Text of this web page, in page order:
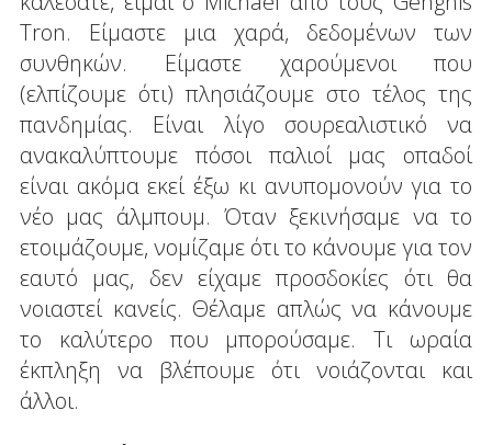
Tron. Είμαστε μια χαρά, δεδομένων των
συνθηκών. Είμαστε χαρούμενοι που
(ελπίζουμε ότι) πλησιάζουμε στο τέλος της
πανδημίας. Είναι λίγο σουρεαλιστικό να
ανακαλύπτουμε πόσοι παλιοί μας οπαδοί
είναι ακόμα εκεί έξω κι ανυπομονούν για το
νέο μας άλμπουμ. Όταν ξεκινήσαμε να το
ετοιμάζουμε, νομίζαμε ότι το κάνουμε για τον
εαυτό μας, δεν είχαμε προσδοκίες ότι θα
νοιαστεί κανείς. Θέλαμε απλώς να κάνουμε
το καλύτερο που μπορούσαμε. Τι ωραία
έκπληξη να βλέπουμε ότι νοιάζονται και
άλλοι.